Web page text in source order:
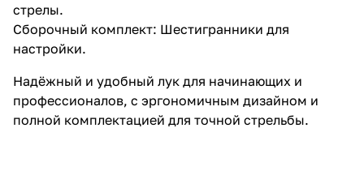
стрелы.
Сборочный комплект: Шестигранники для
настройки.
Надёжный и удобный лук для начинающих и
профессионалов, с эргономичным дизайном и
полной комплектацией для точной стрельбы.